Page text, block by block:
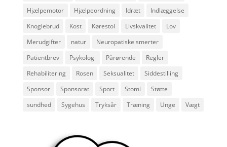
Hjælpemotor
Hjælpeordning Idræt
Indlæggelse
Knoglebrud
Kost Kørestol Livskvalitet
Lov
Merudgifter
natur
Neuropatiske smerter
Patientbrev
Psykologi Pårørende
Regler
Rehabilitering
Rosen Seksualitet
Siddestilling
Sponsor
Sponsorat Sport Stomi
Støtte
sundhed
Sygehus Tryksår Træning Unge Vægt